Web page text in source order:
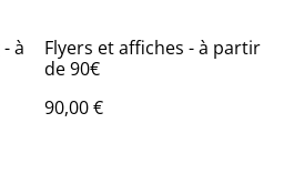
à
Flyers et affiches - à partir
de 90€
90,00 €